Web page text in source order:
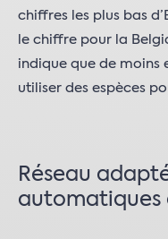
chiffres les plus bas
le chiffre pour la
indique que de moins
utiliser des espèces
Réseau
automatiques